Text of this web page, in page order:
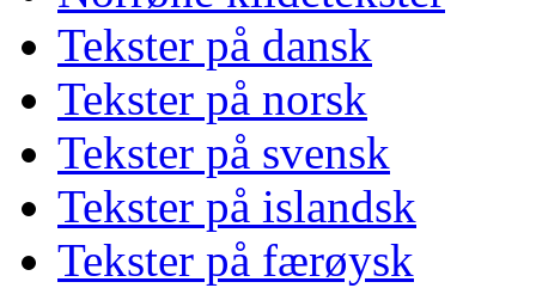
Tekster på dansk
Tekster på norsk
Tekster på svensk
Tekster på islandsk
Tekster på færøysk